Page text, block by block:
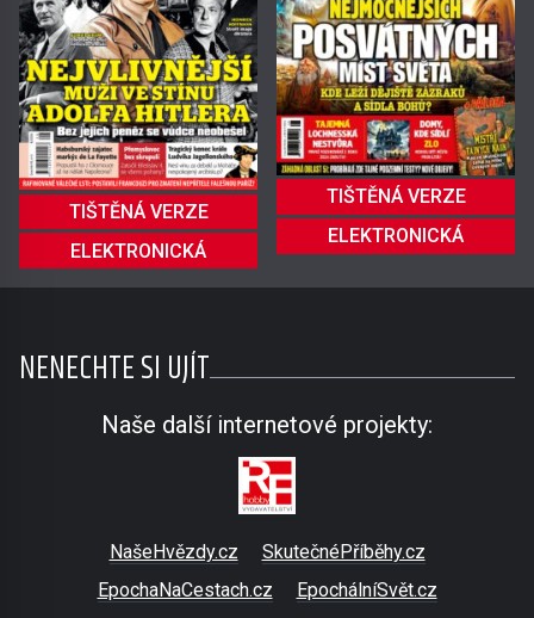
TIŠTĚNÁ VERZE
ELEKTRONICKÁ
TIŠTĚNÁ VERZE
ELEKTRONICKÁ
NENECHTE SI UJÍT
Naše další internetové projekty:
NašeHvězdy.cz
SkutečnéPříběhy.cz
EpochaNaCestach.cz
EpochálníSvět.cz